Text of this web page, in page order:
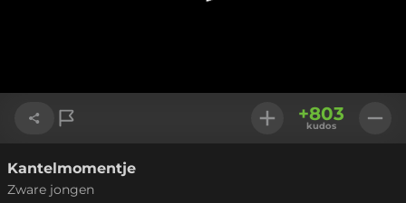
Link kopiëren
+803
kudos
Kantelmomentje
Zware jongen